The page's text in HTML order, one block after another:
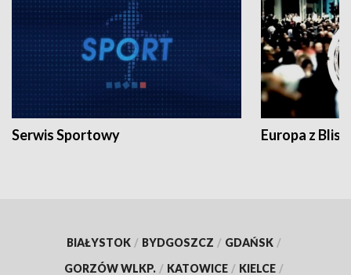
Serwis Sportowy Europa z
BIAŁYSTOK / BYDGOSZCZ / GDAŃSK /
GORZÓW WLKP. / KATOWICE / KIELCE /